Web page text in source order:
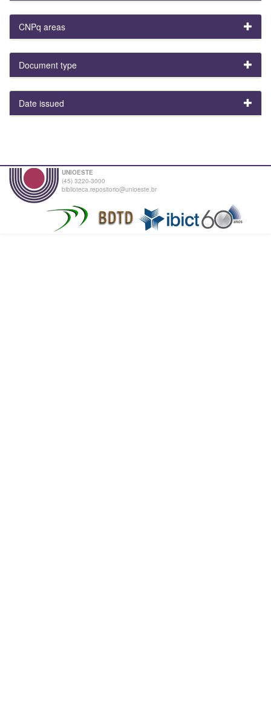
CNPq areas
Document type
Date issued
UNIOESTE
(45) 3220-3000
biblioteca.repositorio@unioeste.br